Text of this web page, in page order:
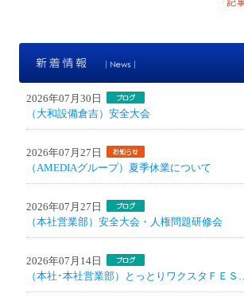
2026年07月30日
（大和設備倉吉）安全大会
2026年07月27日
（AMEDIAグループ）夏季休業について
2026年07月27日
（本社営業部）安全大会・人権問題研修会
2026年07月14日
（本社･本社営業部）とっとりワクスタＦＥＳ…